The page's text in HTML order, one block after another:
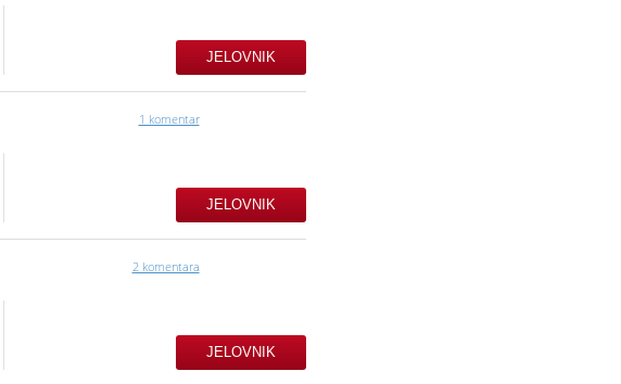
JELOVNIK
1 komentar
JELOVNIK
2 komentara
JELOVNIK